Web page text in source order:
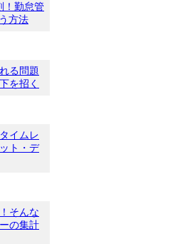
！勤怠管
方法
る問題
を招く
イムレ
ト・デ
そんな
の集計